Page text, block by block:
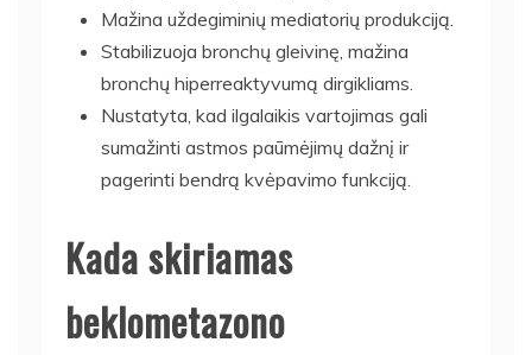
Mažina uždegiminių mediatorių produkciją.
Stabilizuoja bronchų gleivinę, mažina
bronchų hiperreaktyvumą dirgikliams.
Nustatyta, kad ilgalaikis vartojimas gali
sumažinti astmos paūmėjimų dažnį ir
pagerinti bendrą kvėpavimo funkciją.
Kada skiriamas
beklometazono